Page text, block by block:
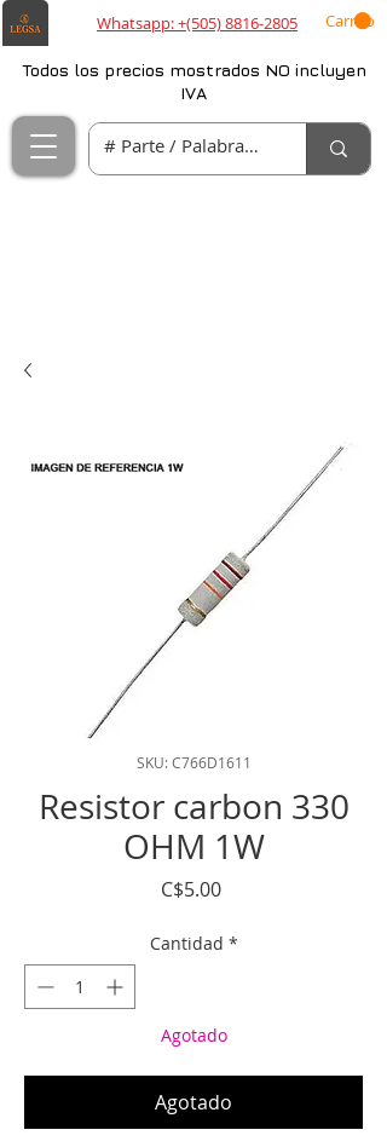
Whatsapp: +(505) 8816-2805 Carrito
Todos los precios mostrados NO incluyen
IVA
SKU: C766D1611
Resistor carbon 330
OHM 1W
C$5.00Precio
Cantidad *
Agotado
Agotado